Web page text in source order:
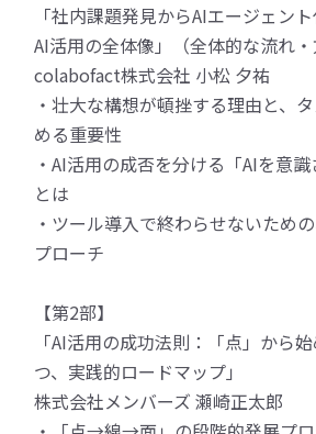
「社内課題発見からAIエージェント
AI活用の全体像」（全体的な流れ・
colabofact株式会社 小松 夕祐
・壮大な構想が頓挫する理由と、
める重要性
・AI活用の成否を分ける「AIを意
とは
・ツール導入で終わらせないため
プローチ
【第2部】
「AI活用の成功法則：「点」から
つ、実践的ロードマップ」
株式会社メンバーズ 瀬崎正太郎